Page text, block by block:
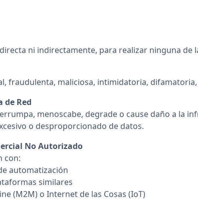
ni indirectamente, para realizar ninguna de
fraudulenta, maliciosa, intimidatoria,
de Red
menoscabe, degrade o cause daño a la
o desproporcionado de datos.
No Autorizado
con:
automatización
similares
(M2M) o Internet de las Cosas (IoT)